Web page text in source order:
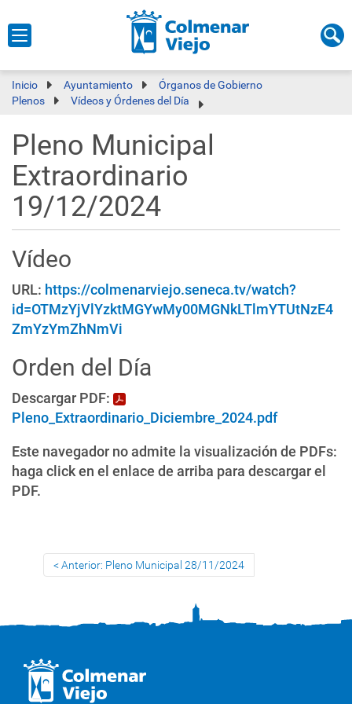
Inicio Ayuntamiento
Órganos de Gobierno
Plenos
Vídeos y Órdenes del Día
Pleno Municipal
Extraordinario
19/12/2024
Vídeo
URL: https://colmenarviejo.seneca.tv/watch?
id=OTMzYjVlYzktMGYwMy00MGNkLTlmYTUtNzE4
ZmYzYmZhNmVi
Orden del Día
Descargar PDF:
Pleno_Extraordinario_Diciembre_2024.pdf
Este navegador no admite la visualización de PDFs:
haga click en el enlace de arriba para descargar el
PDF.
Anterior: Pleno Municipal 28/11/2024